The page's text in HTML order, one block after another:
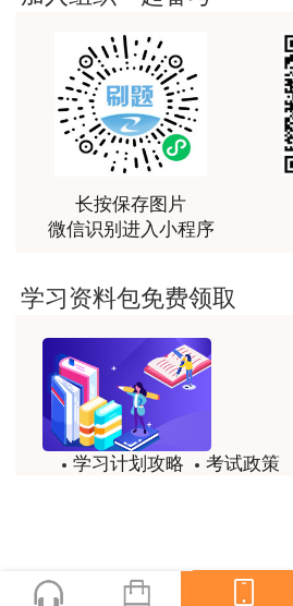
2023年度审计专业技
级、高级）专业技术资格证书
3、 2023年度统计专业技
级）专业技术人员职业资格证
4、2023年度一级造价工
业资格证书领取人员名单.xls
注：详情请至济宁市人力
站查看。
力。
用户m0****88
最棒的预习课
用户m2****66
越听越觉得好
用户m2****66
越听越觉得好
用户m2****66
用户m2****66
非常非常非常非常棒！！!！
用户xi****mo
土建计量这门课我听了门金瑞
程，感觉各有千秋，正好取长
用户xi****mo
长按保存图片
微信识别进入小程序
学习资料包免费领取
学习计划攻略
考试政策